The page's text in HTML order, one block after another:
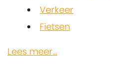
Verkeer
Fietsen
Lees meer...